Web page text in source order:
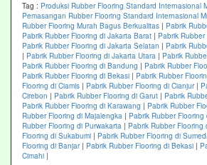
Tag : Produksi Rubber Flooring Standard Internasional
Pemasangan Rubber Flooring Standard Internasional
Rubber Flooring Murah Bagus Berkualitas | Pabrik
Pabrik Rubber Flooring di Jakarta Barat | Pabrik
Pabrik Rubber Flooring di Jakarta Selatan | Pabrik
| Pabrik Rubber Flooring di Jakarta Utara | Pabrik
Pabrik Rubber Flooring di Bandung | Pabrik Rubber
Pabrik Rubber Flooring di Bekasi | Pabrik Rubber
Flooring di Ciamis | Pabrik Rubber Flooring di Cianjur|
Cirebon | Pabrik Rubber Flooring di Garut | Pabrik
Pabrik Rubber Flooring di Karawang | Pabrik Rubber
Rubber Flooring di Majalengka | Pabrik Rubber
Rubber Flooring di Purwakarta | Pabrik Rubber Flooring
Flooring di Sukabumi | Pabrik Rubber Flooring di
Flooring di Banjar| Pabrik Rubber Flooring di Bekasi |
Cimahi |